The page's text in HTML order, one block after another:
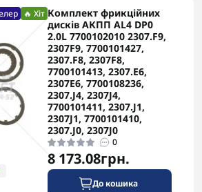
DP0, AL4:
з накладками для передачі
для чергування у пакеті
для плавності перемикання
дисківдля капітального
🔥 Хіт Комплект фрикційних
дисків АКПП AL4 DP0
2.0L 7700102010 2307.F9,
2307F9, 7700101427,
2307.F8, 2307F8,
7700101413, 2307.E6,
2307E6, 7700108236,
2307.J4, 2307J4,
7700101411, 2307.J1,
2307J1, 7700101410,
2307.J0, 2307J0
0
8 173.08грн.
До кошика